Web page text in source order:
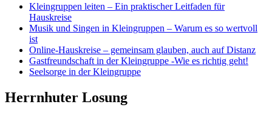
Kleingruppen leiten – Ein praktischer Leitfaden für
Hauskreise
Musik und Singen in Kleingruppen – Warum es so wertvoll
ist
Online-Hauskreise – gemeinsam glauben, auch auf Distanz
Gastfreundschaft in der Kleingruppe -Wie es richtig geht!
Seelsorge in der Kleingruppe
Herrnhuter Losung